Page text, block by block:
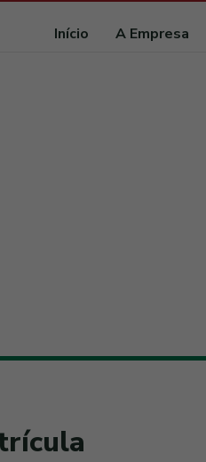
Início A Empresa